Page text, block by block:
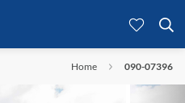
Home 090-07396